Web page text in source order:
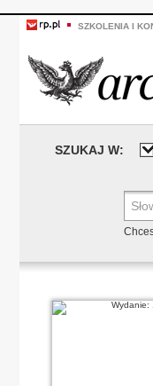
SZKOLENIA I
SZUKAJ W: